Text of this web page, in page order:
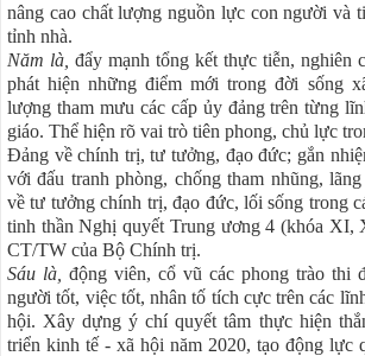
nâng cao chất lượng nguồn lực con người và
tỉnh nhà.
Năm là, đẩy mạnh tổng kết thực tiễn, nghiên
phát hiện những điểm mới trong đời sống
lượng tham mưu các cấp ủy đảng trên từng
giáo. Thể hiện rõ vai trò tiên phong, chủ lực
Đảng về chính trị, tư tưởng, đạo đức; gắn
với đấu tranh phòng, chống tham nhũng,
về tư tưởng chính trị, đạo đức, lối sống trong
tinh thần Nghị quyết Trung ương 4 (khóa XI,
CT/TW của Bộ Chính trị.
Sáu là, động viên, cổ vũ các phong trào thi
người tốt, việc tốt, nhân tố tích cực trên các
hội. Xây dựng ý chí quyết tâm thực hiện
triển kinh tế - xã hội năm 2020, tạo động lực